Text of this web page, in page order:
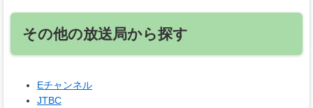
その他の放送局から探す
Eチャンネル
JTBC